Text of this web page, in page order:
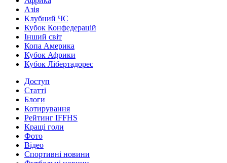
Азія
Клубний ЧС
Кубок Конфедерацій
Інший світ
Копа Америка
Кубок Африки
Кубок Лібертадорес
Доступ
Статті
Блоги
Котирування
Рейтинг IFFHS
Кращі голи
Фото
Відео
Спортивні новини